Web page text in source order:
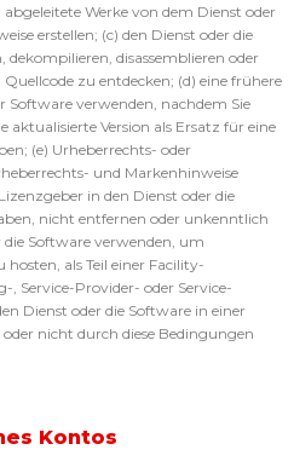
abgeleitete Werke von dem Dienst oder
erstellen; (c) den Dienst oder die
disassemblieren oder
zu entdecken; (d) eine frühere
Software verwenden, nachdem Sie
aktualisierte Version als Ersatz für eine
(e) Urheberrechts- oder
und Markenhinweise
in den Dienst oder die
nicht entfernen oder unkenntlich
Software verwenden, um
als Teil einer Facility-
Service-Provider- oder Service-
Dienst oder die Software in einer
oder nicht durch diese Bedingungen
Kontos